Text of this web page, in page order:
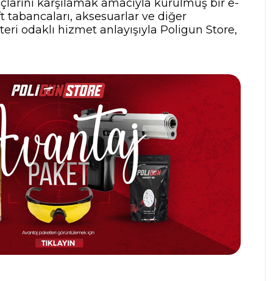
karşılamak amacıyla kurulmuş bir e-
aksesuarlar ve diğer
odaklı hizmet anlayışıyla Poligun Store,